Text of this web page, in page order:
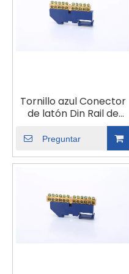
Tornillo azul Conector
de latón Din Rail de
cobre Terminal
Terminal Tierra y
bloques neutros de 10p
Distribución de la caja
Preguntar